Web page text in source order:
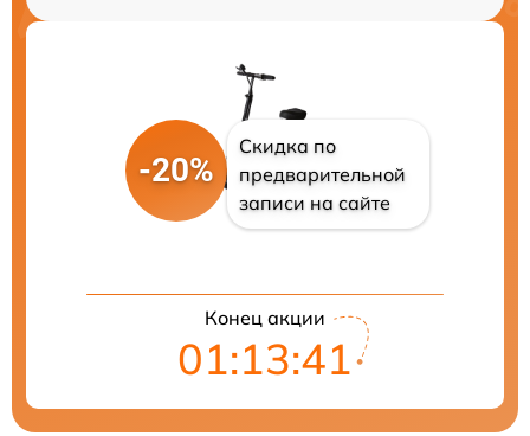
-20%
Скидка по
предварительной
записи на сайте
Конец акции
01:13:41